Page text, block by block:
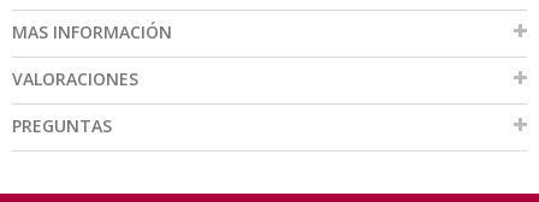
MAS INFORMACIÓN
VALORACIONES
PREGUNTAS